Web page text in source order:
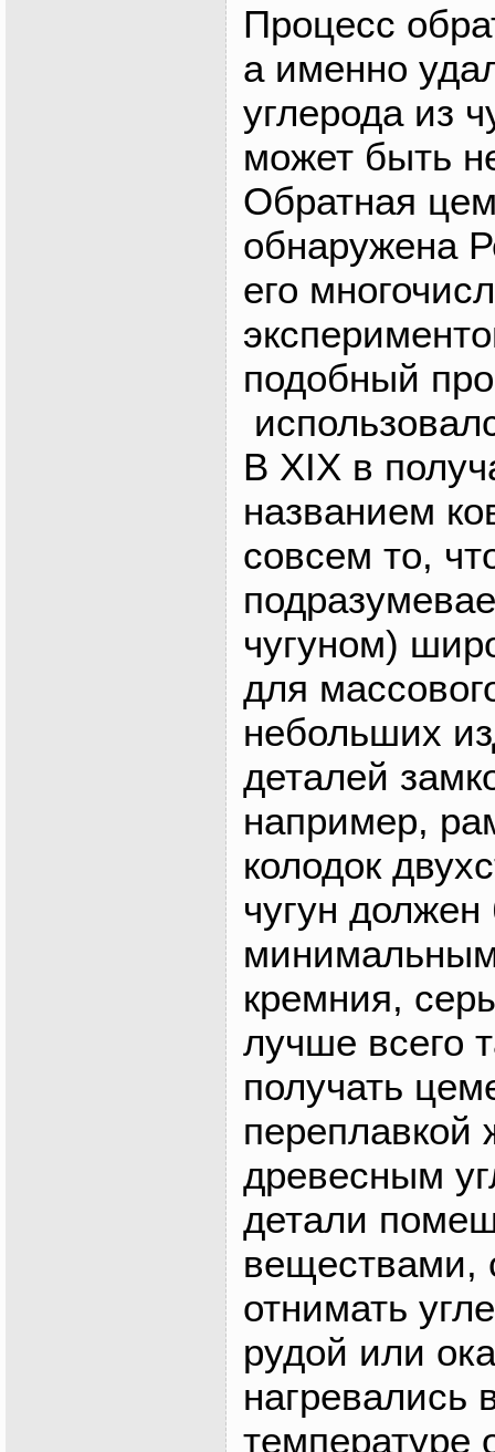
Процесс
а именно
углерода из
может быть
Обратная
обнаружена
его
подобный
В XIX в
названием
совсем то,
чугуном)
для
небольших
деталей
например,
колодок
чугун
кремния,
лучше всего
получать
переплавкой
древесным
детали
веществами,
отнимать
рудой или
нагревались
температуре